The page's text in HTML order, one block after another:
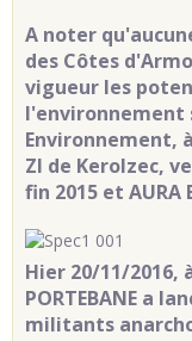
A noter
des Côtes
vigueur les
l'environnement
Environnement,
ZI de Kerolzec,
fin 2015 et
Hier 20/11/2016,
PORTEBANE a
militants